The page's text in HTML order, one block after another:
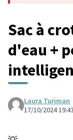
Sac à
d'eau +
Laura Turjman
17/10/2024 19:43